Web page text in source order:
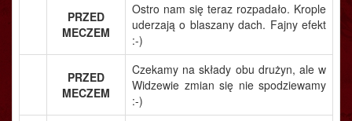
PRZED
MECZEM
Ostro nam się teraz rozpadało. Krople
uderzają o blaszany dach. Fajny efekt
:-)
PRZED
MECZEM
Czekamy na składy obu drużyn, ale w
Widzewie zmian się nie spodziewamy
:-)